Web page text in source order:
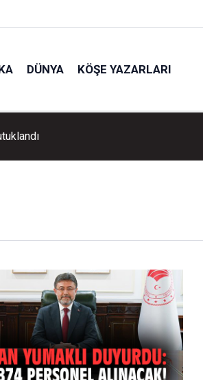
DÜNYA KÖŞE YAZARLARI
Volkan Demirel'e tebrik ziyareti!